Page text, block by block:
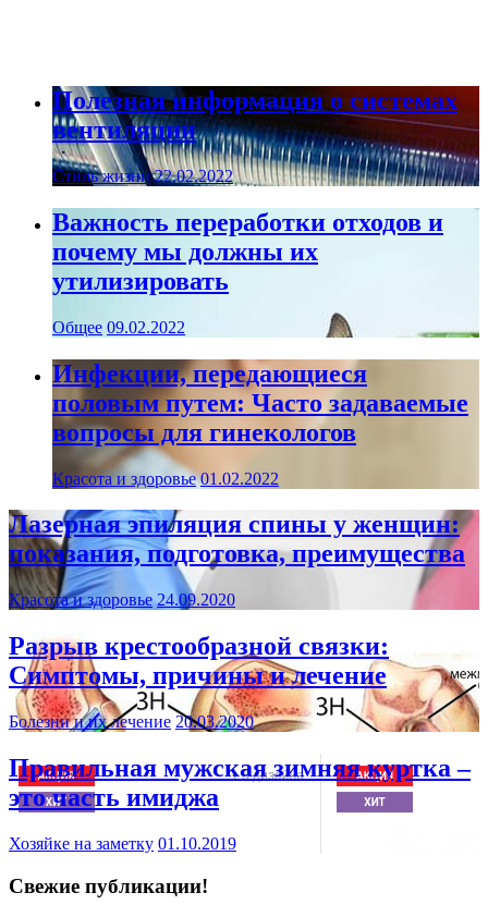
Полезная информация о системах
вентиляции
Стиль жизни 22.02.2022
Важность переработки отходов и
почему мы должны их
утилизировать
Общее 09.02.2022
Инфекции, передающиеся
половым путем: Часто задаваемые
вопросы для гинекологов
Красота и здоровье 01.02.2022
Лазерная эпиляция спины у женщин:
показания, подготовка, преимущества
Красота и здоровье 24.09.2020
Разрыв крестообразной связки:
Симптомы, причины и лечение
Болезни и их лечение 20.03.2020
Правильная мужская зимняя куртка –
это часть имиджа
Хозяйке на заметку 01.10.2019
Свежие публикации!